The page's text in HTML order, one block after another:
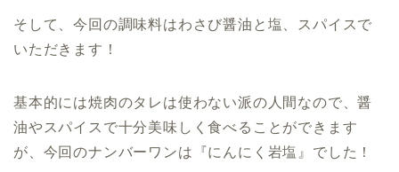
そして、今回の調味料はわさび醤油と塩、スパイスで
いただきます！
基本的には焼肉のタレは使わない派の人間なので、醤
油やスパイスで十分美味しく食べることができます
が、今回のナンバーワンは『にんにく岩塩』でした！